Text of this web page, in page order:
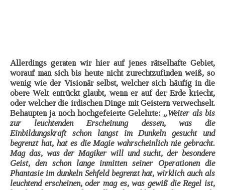
Allerdings geraten wir hier auf jenes rätselhafte Gebiet,
worauf man sich bis heute nicht zurechtzufinden weiß, so
wenig wie der Visionär selbst, welcher sich häufig in die
obere Welt entrückt glaubt, wenn er auf der Erde kriecht,
oder welcher die irdischen Dinge mit Geistern verwechselt.
Behaupten ja noch hochgefeierte Gelehrte: „Weiter als bis
zur leuchtenden Erscheinung dessen, was die
Einbildungskraft schon langst im Dunkeln gesucht und
begrenzt hat, hat es die Magie wahrscheinlich nie gebracht.
Mag das, was der Magiker will und sucht, der besondere
Geist, den schon lange inmitten seiner Operationen die
Phantasie im dunkeln Sehfeld begrenzt hat, wirklich auch als
leuchtend erscheinen, oder mag es, was gewiß die Regel ist,